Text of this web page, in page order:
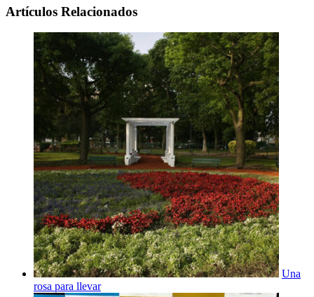
Artículos Relacionados
Una
rosa para llevar